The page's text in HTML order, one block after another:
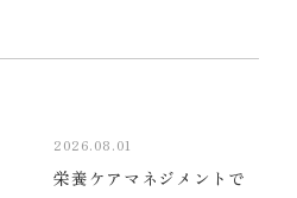
2026.08.01
栄養ケアマネジメントで